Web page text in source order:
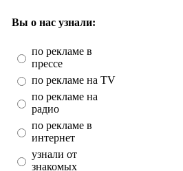
Вы о нас узнали:
по рекламе в
прессе
по рекламе на TV
по рекламе на
радио
по рекламе в
интернет
узнали от
знакомых